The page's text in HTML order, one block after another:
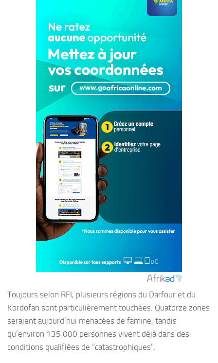
Toujours selon RFI, plusieurs régions du Darfour et du
Kordofan sont particulièrement touchées. Quatorze zones
seraient aujourd’hui menacées de famine, tandis
qu’environ 135 000 personnes vivent déjà dans des
conditions qualifiées de “catastrophiques”.